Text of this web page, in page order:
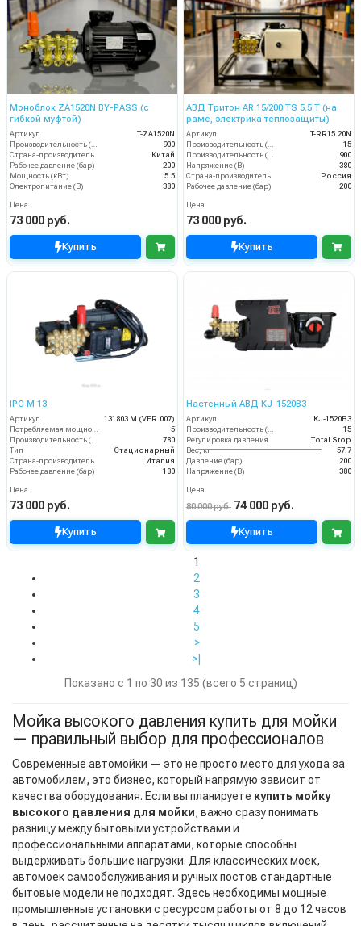
Моноблок ZA1520N BY-PASS (с
гибкой муфтой)
Артикул
T-ZA1520N
900
Страна-производитель
Китай
Рабочее давление (бар)
200
Мощность (кВт)
5.5
Электропитание (В)
380
Цена
73 000 руб.
Купить
АВД Тритон AR 15/200 TS 5.5 T (на
раме, электрика теплозащиты)
Артикул
T-RR15.20N
15
900
Напряжение (В)
380
Страна-производитель
Россия
Рабочее давление (бар)
200
Цена
73 000 руб.
Купить
IPG M 13
Артикул
131803 М (VER.007)
Потребляемая мощность (кВт)
5
Производительность (л/ч)
780
Тип
Стационарный
Страна-производитель
Италия
Рабочее давление (бар)
180
Цена
73 000 руб.
Купить
Настенный АВД KJ-1520B3
Артикул
KJ-1520B3
Производительность (л/мин)
15
Регулировка давления
Total Stop
Вес, кг
57.7
Давление (бар)
200
Напряжение (В)
380
Цена
80 000 руб. 74 000 руб.
Купить
1
2
3
4
5
>
>|
Показано с 1 по 30 из 135 (всего 5 страниц)
Мойка высокого давления купить для мойки
— правильный выбор для профессионалов
Современные автомойки — это не просто место для ухода за
автомобилем, это бизнес, который напрямую зависит от
качества оборудования. Если вы планируете купить мойку
высокого давления для мойки, важно сразу понимать
разницу между бытовыми устройствами и
профессиональными аппаратами, которые способны
выдерживать большие нагрузки. Для классических моек,
автомоек самообслуживания и ручных постов стандартные
бытовые модели не подходят. Здесь необходимы мощные
промышленные установки с ресурсом работы от 8 до 12 часов